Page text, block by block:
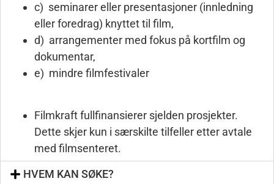
c) seminarer eller presentasjoner (innledning
eller foredrag) knyttet til film,
d) arrangementer med fokus på kortfilm og
dokumentar,
e) mindre filmfestivaler
Filmkraft fullfinansierer sjelden prosjekter.
Dette skjer kun i særskilte tilfeller etter avtale
med filmsenteret.
HVEM KAN SØKE?